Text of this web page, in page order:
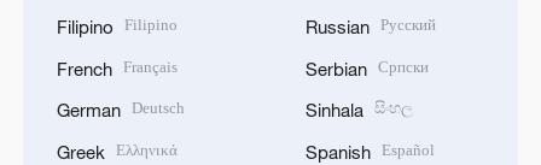
Filipino Filipino
French Français
German Deutsch
Greek Ελληνικά
Russian Русский
Serbian Српски
Sinhala සිංහල
Spanish Español